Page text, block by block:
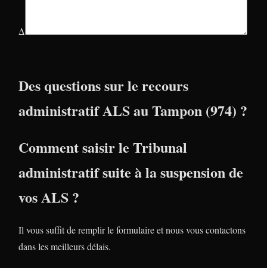
Δ
Des questions sur le recours
administratif ALS au Tampon (974) ?
Comment saisir le Tribunal
administratif suite à la suspension de
vos ALS ?
Il vous suffit de remplir le formulaire et nous vous contactons
dans les meilleurs délais.